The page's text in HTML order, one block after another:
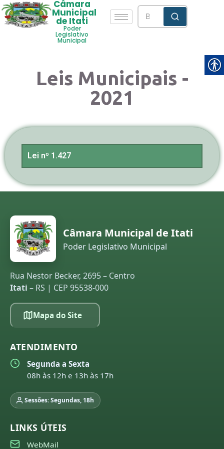
Câmara
Municipal
de Itati
Poder
Legislativo
Municipal
Leis Municipais -
2021
Lei nº 1.427
Câmara Municipal de Itati
Poder Legislativo Municipal
Rua Nestor Becker, 2695 – Centro
Itati – RS | CEP 95538-000
Mapa do Site
ATENDIMENTO
Segunda a Sexta
08h às 12h e 13h às 17h
Sessões: Segundas, 18h
LINKS ÚTEIS
WebMail